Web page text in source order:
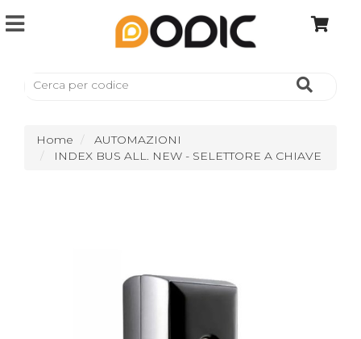
Home
AUTOMAZIONI
INDEX BUS ALL. NEW - SELETTORE A CHIAVE